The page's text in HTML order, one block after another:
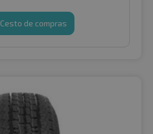
Cesto de compras